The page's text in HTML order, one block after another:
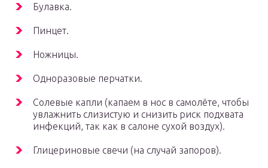
Булавка.
Пинцет.
Ножницы.
Одноразовые перчатки.
Солевые капли (капаем в нос в самолёте, чтобы
увлажнить слизистую и снизить риск подхвата
инфекций, так как в салоне сухой воздух).
Глицериновые свечи (на случай запоров).